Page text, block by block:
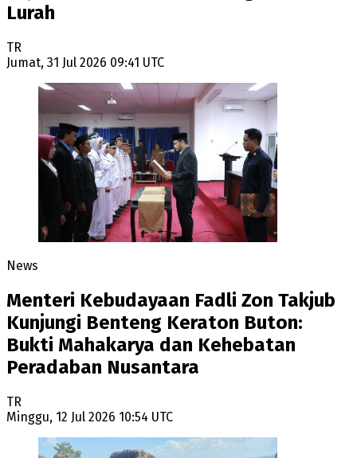
Lurah
TR
Jumat, 31 Jul 2026 09:41 UTC
News
Menteri Kebudayaan Fadli Zon Takjub
Kunjungi Benteng Keraton Buton:
Bukti Mahakarya dan Kehebatan
Peradaban Nusantara
TR
Minggu, 12 Jul 2026 10:54 UTC